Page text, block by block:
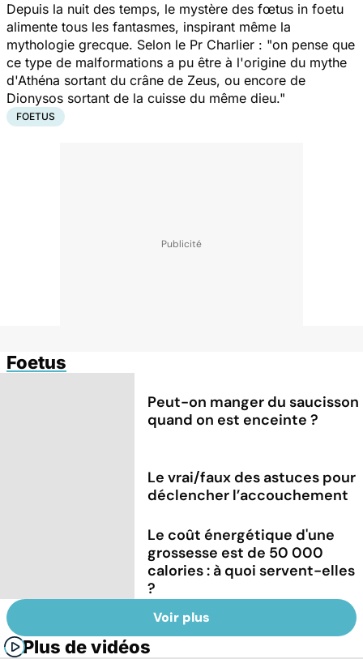
Depuis la nuit des temps, le mystère des fœtus in foetu
alimente tous les fantasmes, inspirant même la
mythologie grecque. Selon le Pr Charlier : "on pense que
ce type de malformations a pu être à l'origine du mythe
d'Athéna sortant du crâne de Zeus, ou encore de
Dionysos sortant de la cuisse du même dieu."
FOETUS
Foetus
Peut-on manger du saucisson
quand on est enceinte ?
Le vrai/faux des astuces pour
déclencher l’accouchement
Le coût énergétique d'une
grossesse est de 50 000
calories : à quoi servent-elles
?
Voir plus
Plus de vidéos